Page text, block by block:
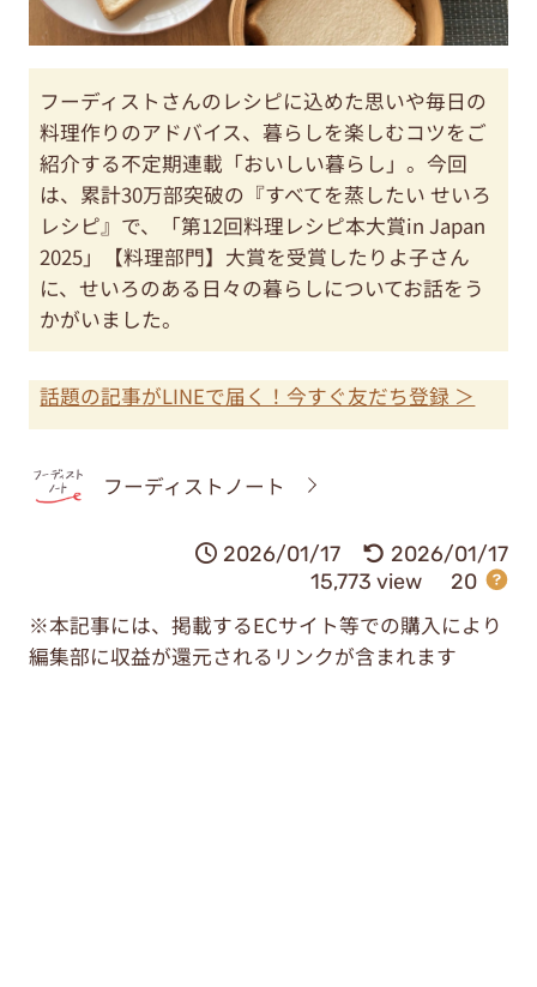
フーディストさんのレシピに込めた思いや毎日の
料理作りのアドバイス、暮らしを楽しむコツをご
紹介する不定期連載「おいしい暮らし」。今回
は、累計30万部突破の『すべてを蒸したい せいろ
レシピ』で、「第12回料理レシピ本大賞in Japan
2025」【料理部門】大賞を受賞したりよ子さん
に、せいろのある日々の暮らしについてお話をう
かがいました。
話題の記事がLINEで届く！今すぐ友だち登録 ＞
フーディストノート
2026/01/17
2026/01/17
15,773 view
20
※本記事には、掲載するECサイト等での購入により
編集部に収益が還元されるリンクが含まれます